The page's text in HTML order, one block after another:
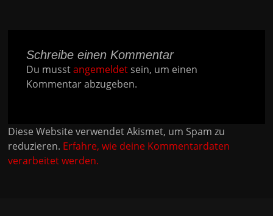
Schreibe einen Kommentar
Du musstangemeldet sein, um einen
Kommentar abzugeben.
Diese Website verwendet Akismet, um Spam zu
reduzieren. Erfahre, wie deine Kommentardaten
verarbeitet werden.